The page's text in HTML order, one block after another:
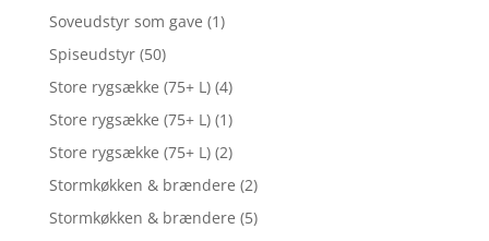
Soveudstyr som gave (1)
Spiseudstyr (50)
Store rygsække (75+ L) (4)
Store rygsække (75+ L) (1)
Store rygsække (75+ L) (2)
Stormkøkken & brændere (2)
Stormkøkken & brændere (5)